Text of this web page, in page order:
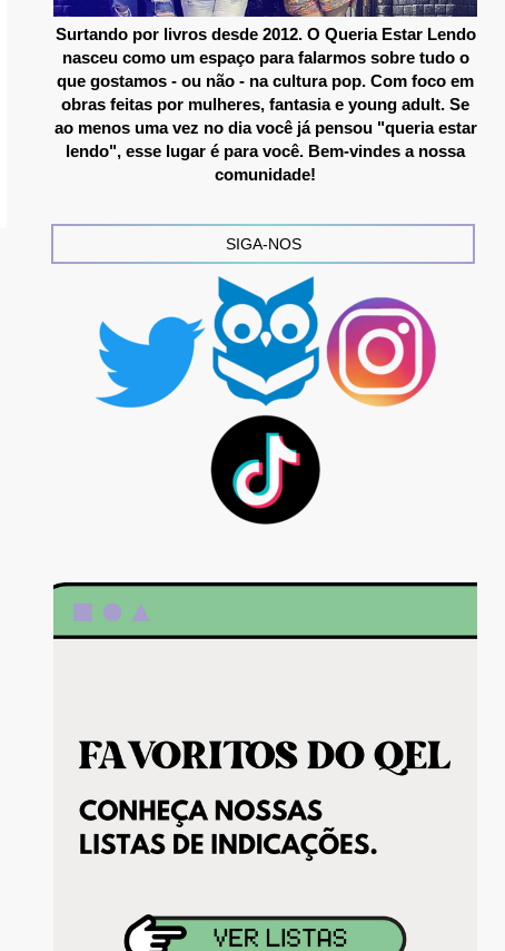
Surtando por livros desde 2012. O Queria Estar Lendo
nasceu como um espaço para falarmos sobre tudo o
que gostamos - ou não - na cultura pop. Com foco em
obras feitas por mulheres, fantasia e young adult. Se
ao menos uma vez no dia você já pensou "queria estar
lendo", esse lugar é para você. Bem-vindes a nossa
comunidade!
SIGA-NOS